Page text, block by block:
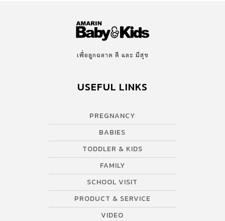
เพื่อลูกฉลาด ดี และ มีสุข
USEFUL LINKS
PREGNANCY
BABIES
TODDLER & KIDS
FAMILY
SCHOOL VISIT
PRODUCT & SERVICE
VIDEO